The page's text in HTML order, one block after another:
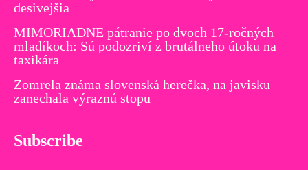
desivejšia
MIMORIADNE pátranie po dvoch 17-ročných
mladíkoch: Sú podozriví z brutálneho útoku na
taxikára
Zomrela známa slovenská herečka, na javisku
zanechala výraznú stopu
Subscribe